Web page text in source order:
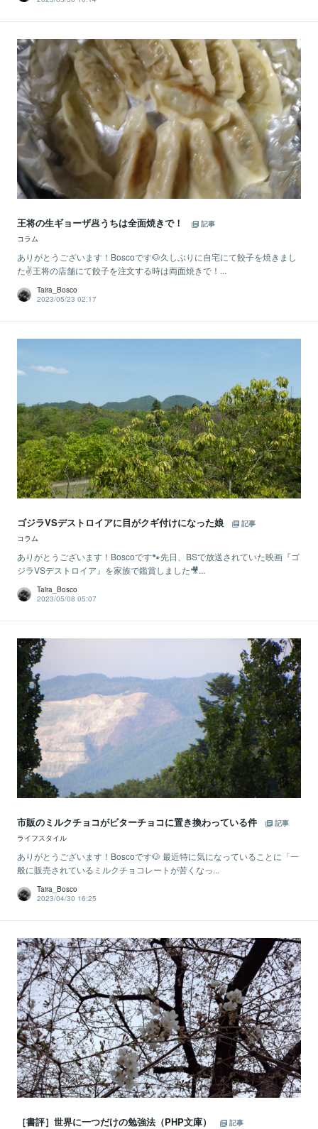
王将の生ギョーザ🥟うちは全面焼きで！
記事
コラム
ありがとうございます！Boscoです🐶久しぶりに自宅にて餃子を焼きまし
た✌王将の店舗にて餃子を注文する時は両面焼きで！...
Taira_Bosco
2023/05/23 02:17
ゴジラVSデストロイアに目がクギ付けになった娘
記事
コラム
ありがとうございます！Boscoです🐾先日、BSで放送されていた映画『ゴ
ジラVSデストロイア』を家族で鑑賞しました🎥...
Taira_Bosco
2023/05/08 05:07
市販のミルクチョコがビターチョコに置き換わっている件
記事
ライフスタイル
ありがとうございます！Boscoです🐶 最近特に気になっていることに「一
般に販売されているミルクチョコレートが苦くなっ...
Taira_Bosco
2023/04/30 16:25
［書評］世界に一つだけの勉強法（PHP文庫）
記事